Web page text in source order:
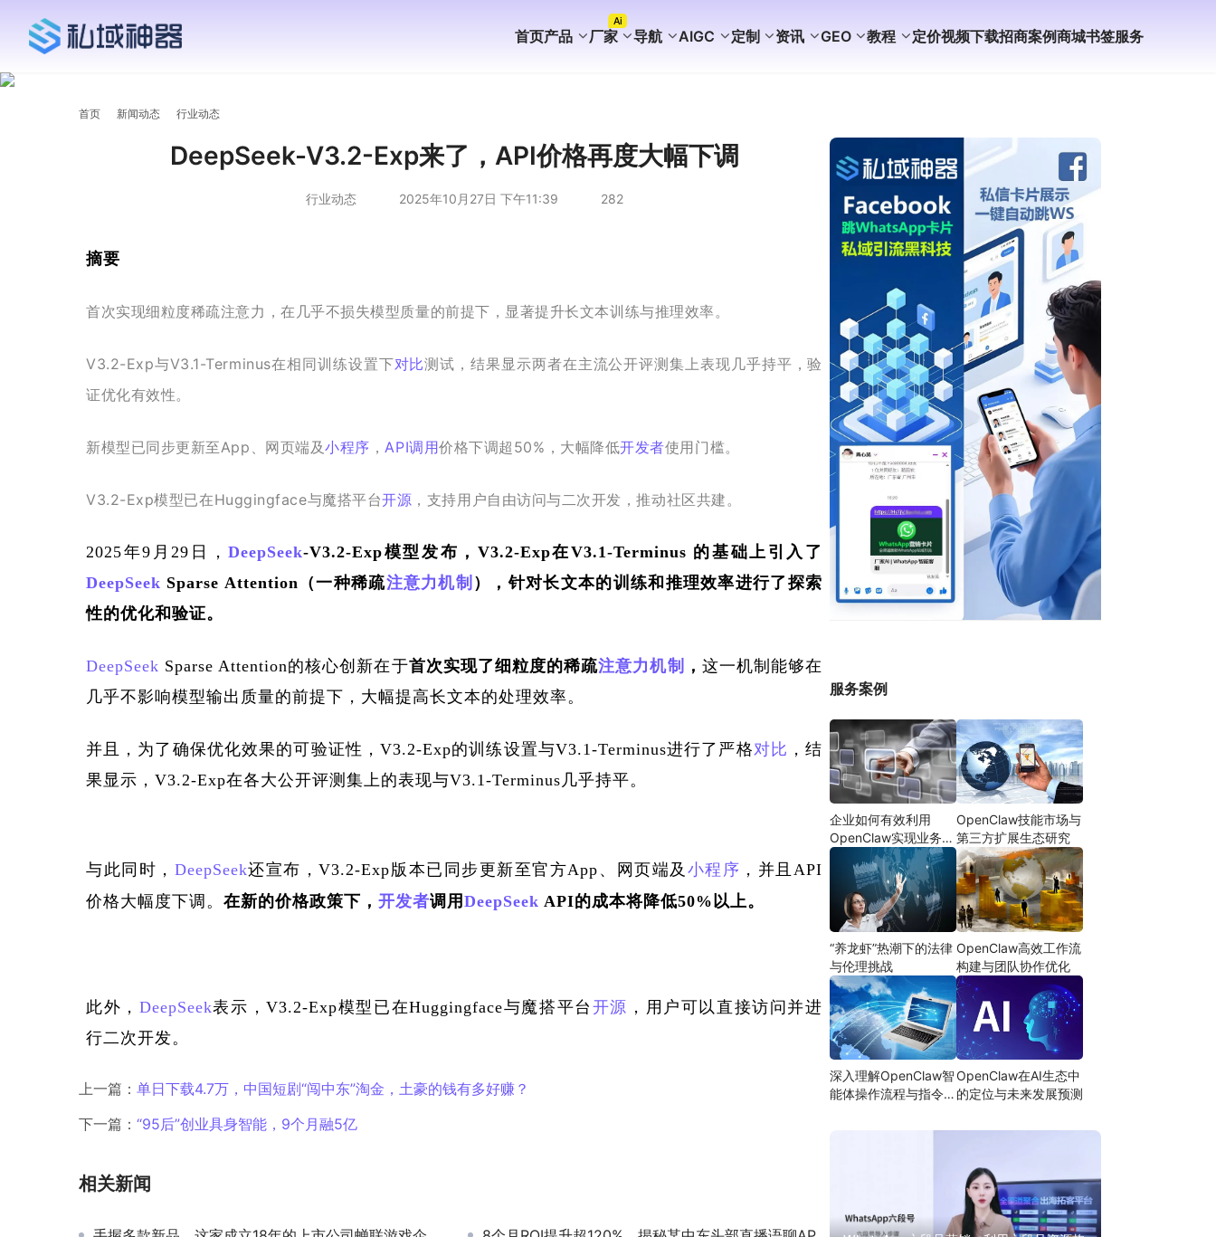
首页产品 厂家
Ai
导航 AIGC 定制 资讯 GEO 教程 定价视频下载招商案例商城书签服务
首页 新闻动态 行业动态
DeepSeek-V3.2-Exp来了，API价格再度大幅下调
行业动态 2025年10月27日 下午11:39 282
摘要
首次实现细粒度稀疏注意力，在几乎不损失模型质量的前提下，显著提升长文本训练与推理效率。
V3.2-Exp与V3.1-Terminus在相同训练设置下对比测试，结果显示两者在主流公开评测集上表现几乎持平，验
证优化有效性。
新模型已同步更新至App、网页端及小程序 ， API调用价格下调超50%，大幅降低开发者使用门槛。
V3.2-Exp模型已在Huggingface与魔搭平台开源 ，支持用户自由访问与二次开发，推动社区共建。
2025年9月29日，DeepSeek-V3.2-Exp模型发布，V3.2-Exp在V3.1-Terminus 的基础上引入了
DeepSeek Sparse Attention（一种稀疏注意力机制 ），针对长文本的训练和推理效率进行了探索
性的优化和验证。
DeepSeek Sparse Attention的核心创新在于首次实现了细粒度的稀疏注意力机制 ， 这一机制能够在
几乎不影响模型输出质量的前提下，大幅提高长文本的处理效率。
并且，为了确保优化效果的可验证性，V3.2-Exp的训练设置与V3.1-Terminus进行了严格对比 ，结
果显示，V3.2-Exp在各大公开评测集上的表现与V3.1-Terminus几乎持平。
与此同时， DeepSeek还宣布，V3.2-Exp版本已同步更新至官方App、网页端及 小程序 ，并且API
价格大幅度下调 。 在新的价格政策下， 开发者调用 DeepSeek API的成本将降低50%以上。
此外， DeepSeek表示，V3.2-Exp模型已在Huggingface与魔搭平台 开源 ，用户可以直接访问并进
行二次开发。
上一篇： 单日下载4.7万，中国短剧“闯中东”淘金，土豪的钱有多好赚？
下一篇： “95后”创业具身智能，9个月融5亿
相关新闻
服务案例
企业如何有效利用
OpenClaw实现业务自
动化
OpenClaw技能市场与
第三方扩展生态研究
“养龙虾”热潮下的法律
与伦理挑战
OpenClaw高效工作流
构建与团队协作优化
深入理解OpenClaw智
能体操作流程与指令设
OpenClaw在AI生态中
的定位与未来发展预测